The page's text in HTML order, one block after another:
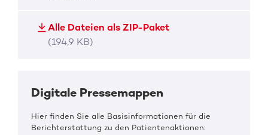
Alle Dateien als ZIP-Paket
(194,9 KB)
Digitale Pressemappen
Hier finden Sie alle Basisinformationen für die
Berichterstattung zu den Patientenaktionen: